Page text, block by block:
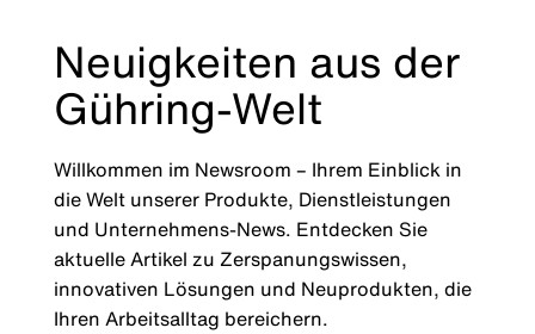
Neuigkeiten aus der
Gühring-Welt
Willkommen im Newsroom – Ihrem Einblick in
die Welt unserer Produkte, Dienstleistungen
und Unternehmens-News. Entdecken Sie
aktuelle Artikel zu Zerspanungswissen,
innovativen Lösungen und Neuprodukten, die
Ihren Arbeitsalltag bereichern.